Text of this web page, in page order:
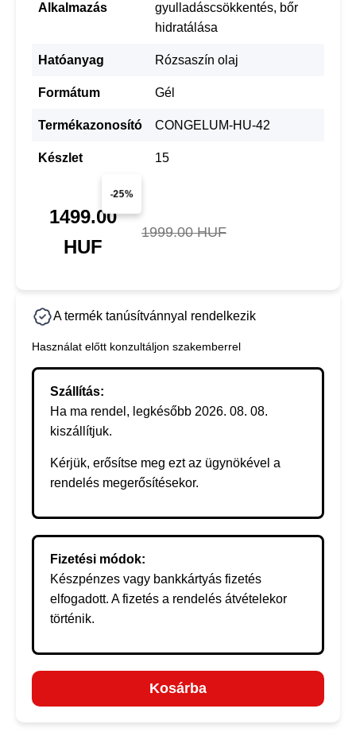
Alkalmazás
gyulladáscsökkentés, bőr
hidratálása
Hatóanyag Rózsaszín olaj
Formátum Gél
Termékazonosító CONGELUM-HU-42
Készlet 15
-25%
1499.00
HUF
1999.00 HUF
A termék tanúsítvánnyal rendelkezik
Használat előtt konzultáljon szakemberrel
Szállítás:
Ha ma rendel, legkésőbb 2026. 08. 08.
kiszállítjuk.
Kérjük, erősítse meg ezt az ügynökével a
rendelés megerősítésekor.
Fizetési módok:
Készpénzes vagy bankkártyás fizetés
elfogadott. A fizetés a rendelés átvételekor
történik.
Kosárba